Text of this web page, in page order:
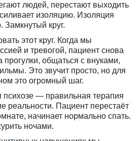
людей, перестают выходить
изоляцию. Изоляция
Замкнутый круг.
этот круг. Когда мы
и тревогой, пациент снова
прогулки, общаться с внуками,
Это звучит просто, но для
это огромный шаг.
психозе — правильная терапия
реальности. Пациент перестаёт
начинает нормально спать.
ночами.